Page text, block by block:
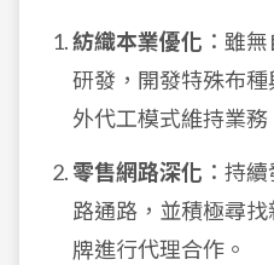
紡織本業優化 ：雖
研發，開發特殊布
外代工模式維持業務
零售網路深化 ：持
路通路，並積極尋
牌進行代理合作。